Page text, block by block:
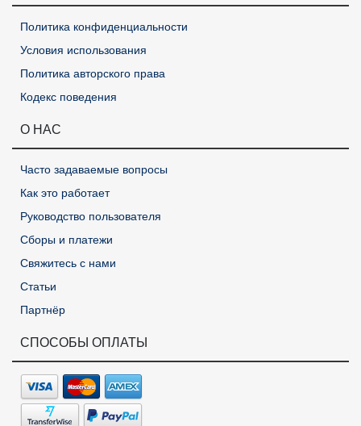
Политика конфиденциальности
Условия использования
Политика авторского права
Кодекс поведения
О НАС
Часто задаваемые вопросы
Как это работает
Руководство пользователя
Сборы и платежи
Свяжитесь с нами
Статьи
Партнёр
СПОСОБЫ ОПЛАТЫ